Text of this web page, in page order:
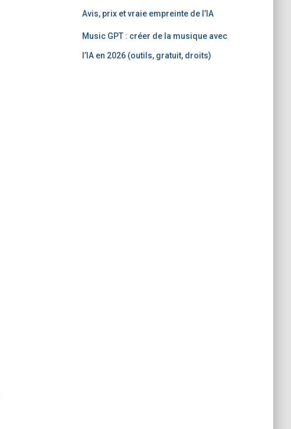
Avis, prix et vraie empreinte de l’IA
Music GPT : créer de la musique avec
l’IA en 2026 (outils, gratuit, droits)